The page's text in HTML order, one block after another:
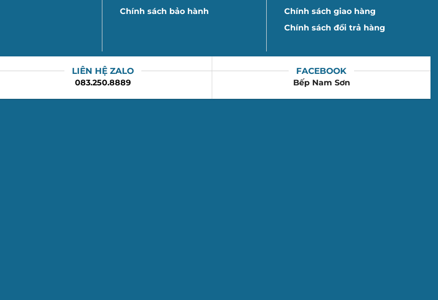
Chính sách bảo hành
Chính sách giao hàng
Chính sách đổi trả hàng
LIÊN HỆ ZALO
083.250.8889
FACEBOOK
Bếp Nam Sơn